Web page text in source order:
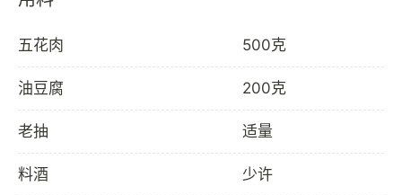
五花肉 500克
油豆腐 200克
老抽 适量
料酒 少许